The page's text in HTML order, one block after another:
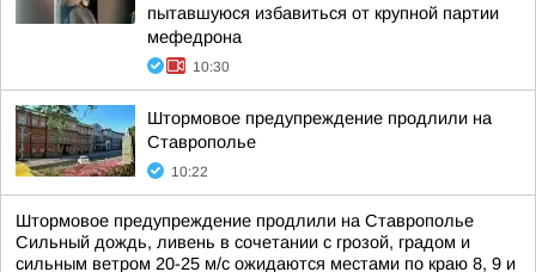
пытавшуюся избавиться от крупной партии
мефедрона
10:30
Штормовое предупреждение продлили на
Ставрополье
10:22
Штормовое предупреждение продлили на Ставрополье
Сильный дождь, ливень в сочетании с грозой, градом и
сильным ветром 20-25 м/с ожидаются местами по краю 8, 9 и